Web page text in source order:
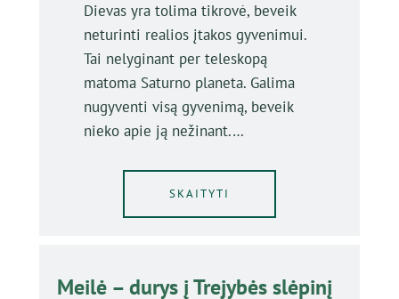
Dievas yra tolima tikrovė, beveik
neturinti realios įtakos gyvenimui.
Tai nelyginant per teleskopą
matoma Saturno planeta. Galima
nugyventi visą gyvenimą, beveik
nieko apie ją nežinant.…
SKAITYTI
Meilė – durys į Trejybės slėpinį